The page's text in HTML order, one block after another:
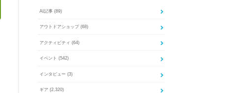
AI記事 (89)
アウトドアショップ (68)
アクティビティ (64)
イベント (542)
インタビュー (3)
ギア (2,320)